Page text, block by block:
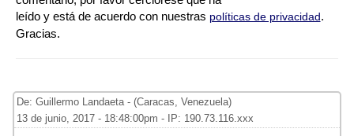
leído y está de acuerdo con nuestras políticas de privacidad.
Gracias.
De: Guillermo Landaeta - (Caracas, Venezuela)
13 de junio, 2017 - 18:48:00pm - IP: 190.73.116.xxx